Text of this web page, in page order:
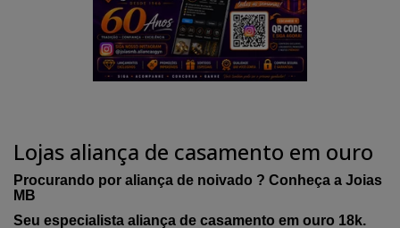
Lojas aliança de casamento em ouro
Procurando por aliança de noivado ? Conheça a Joias
MB
Seu especialista aliança de casamento em ouro 18k.